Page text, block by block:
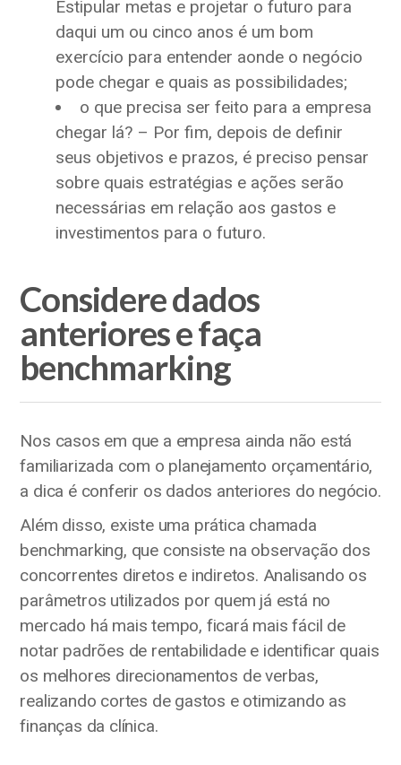
Estipular metas e projetar o futuro para
daqui um ou cinco anos é um bom
exercício para entender aonde o negócio
pode chegar e quais as possibilidades;
o que precisa ser feito para a empresa
chegar lá? – Por fim, depois de definir
seus objetivos e prazos, é preciso pensar
sobre quais estratégias e ações serão
necessárias em relação aos gastos e
investimentos para o futuro.
Considere dados
anteriores e faça
benchmarking
Nos casos em que a empresa ainda não está
familiarizada com o planejamento orçamentário,
a dica é conferir os dados anteriores do negócio.
Além disso, existe uma prática chamada
benchmarking, que consiste na observação dos
concorrentes diretos e indiretos. Analisando os
parâmetros utilizados por quem já está no
mercado há mais tempo, ficará mais fácil de
notar padrões de rentabilidade e identificar quais
os melhores direcionamentos de verbas,
realizando cortes de gastos e otimizando as
finanças da clínica.